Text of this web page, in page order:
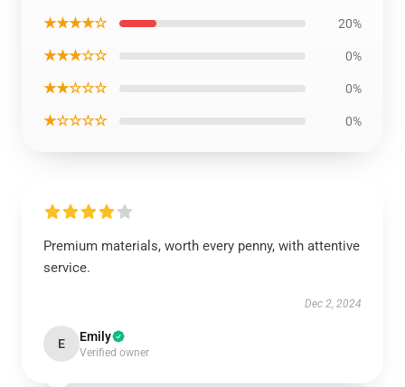
★★★★☆ 20%
★★★☆☆ 0%
★★☆☆☆ 0%
★☆☆☆☆ 0%
Premium materials, worth every penny, with attentive
service.
Dec 2, 2024
E Emily
Verified owner